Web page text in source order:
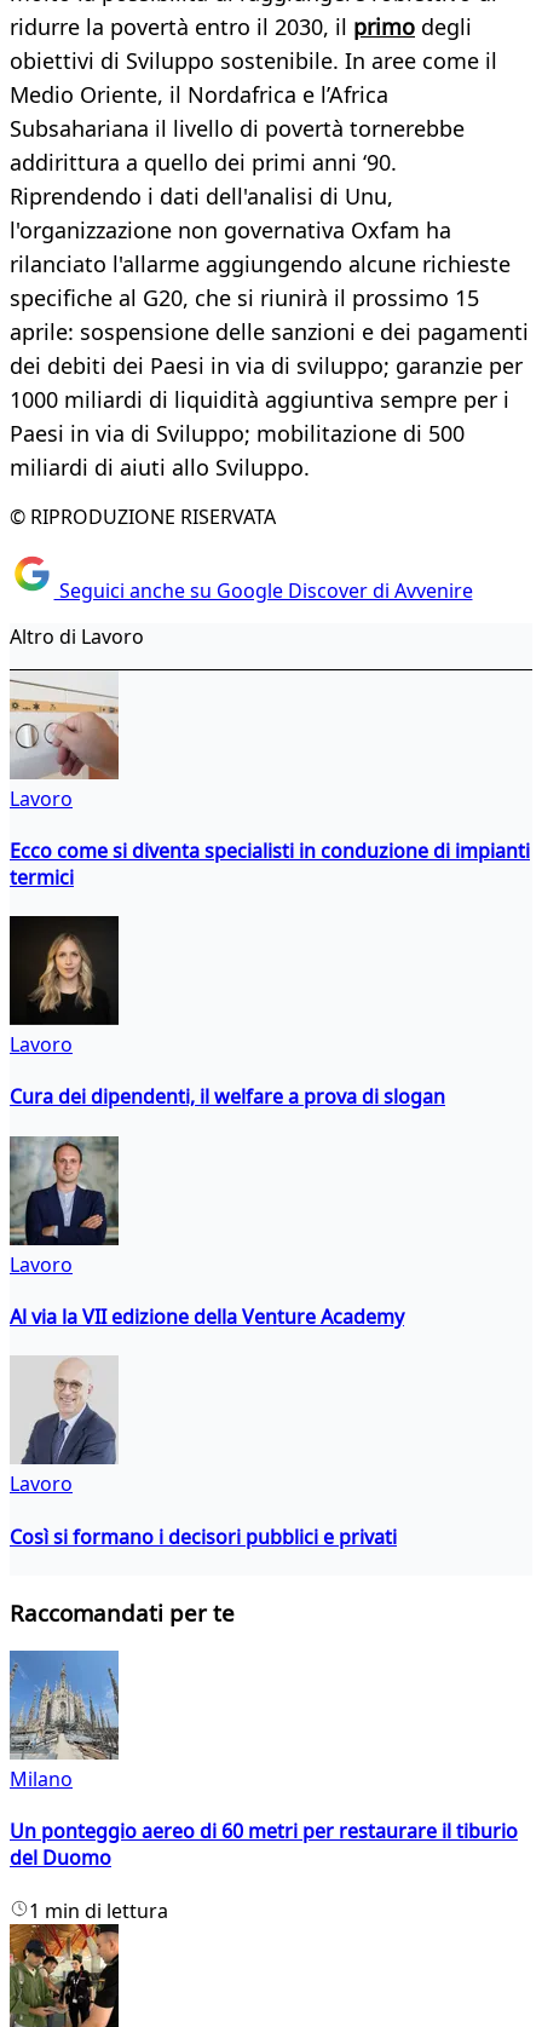
ridurre la povertà entro il 2030, il primo degli
obiettivi di Sviluppo sostenibile. In aree come il
Medio Oriente, il Nordafrica e l’Africa
Subsahariana il livello di povertà tornerebbe
addirittura a quello dei primi anni ‘90.
Riprendendo i dati dell'analisi di Unu,
l'organizzazione non governativa Oxfam ha
rilanciato l'allarme aggiungendo alcune richieste
specifiche al G20, che si riunirà il prossimo 15
aprile: sospensione delle sanzioni e dei pagamenti
dei debiti dei Paesi in via di sviluppo; garanzie per
1000 miliardi di liquidità aggiuntiva sempre per i
Paesi in via di Sviluppo; mobilitazione di 500
miliardi di aiuti allo Sviluppo.
© RIPRODUZIONE RISERVATA
Seguici anche su Google Discover di Avvenire
Altro di Lavoro
Lavoro
Ecco come si diventa specialisti in conduzione di impianti
termici
Lavoro
Cura dei dipendenti, il welfare a prova di slogan
Lavoro
Al via la VII edizione della Venture Academy
Lavoro
Così si formano i decisori pubblici e privati
Raccomandati per te
Milano
Un ponteggio aereo di 60 metri per restaurare il tiburio
del Duomo
1 min di lettura